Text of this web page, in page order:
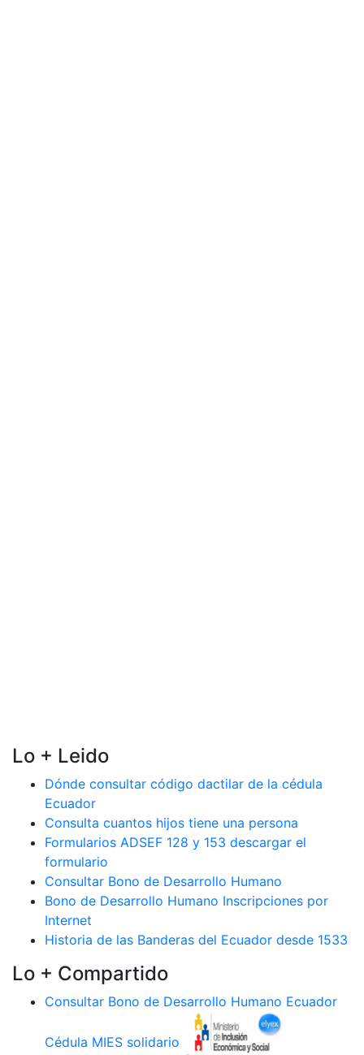
Lo + Leido
Dónde consultar código dactilar de la cédula
Ecuador
Consulta cuantos hijos tiene una persona
Formularios ADSEF 128 y 153 descargar el
formulario
Consultar Bono de Desarrollo Humano
Bono de Desarrollo Humano Inscripciones por
Internet
Historia de las Banderas del Ecuador desde 1533
Lo + Compartido
Consultar Bono de Desarrollo Humano Ecuador
Cédula MIES solidario